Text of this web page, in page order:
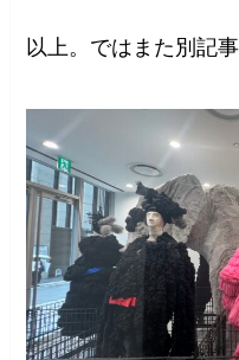
以上。ではまた別記事